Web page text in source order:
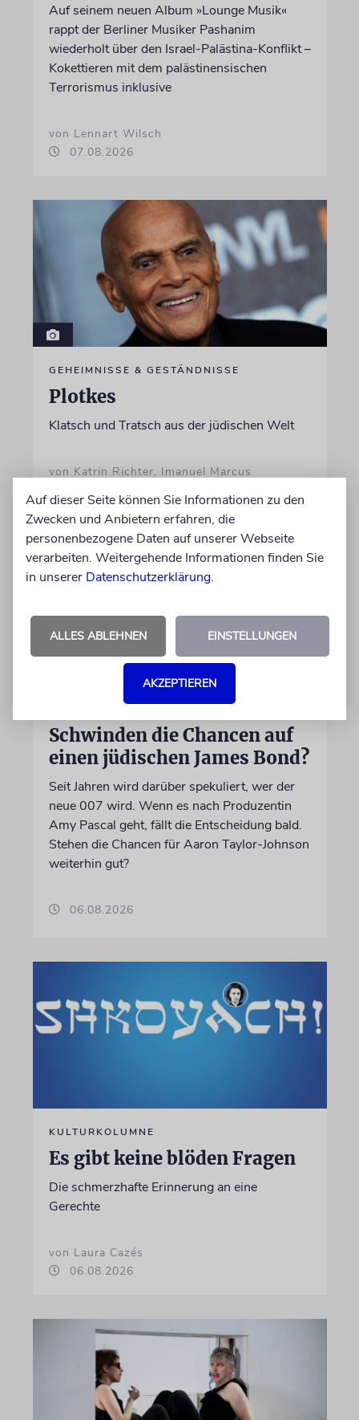
Auf seinem neuen Album »Lounge Musik«
rappt der Berliner Musiker Pashanim
wiederholt über den Israel-Palästina-Konflikt –
Kokettieren mit dem palästinensischen
Terrorismus inklusive
von Lennart Wilsch
07.08.2026
GEHEIMNISSE & GESTÄNDNISSE
Plotkes
Klatsch und Tratsch aus der jüdischen Welt
von Katrin Richter, Imanuel Marcus
Schwinden die Chancen auf
einen jüdischen James Bond?
Seit Jahren wird darüber spekuliert, wer der
neue 007 wird. Wenn es nach Produzentin
Amy Pascal geht, fällt die Entscheidung bald.
Stehen die Chancen für Aaron Taylor-Johnson
weiterhin gut?
06.08.2026
KULTURKOLUMNE
Es gibt keine blöden Fragen
Die schmerzhafte Erinnerung an eine
Gerechte
von Laura Cazés
06.08.2026
Auf dieser Seite können Sie Informationen zu den
Zwecken und Anbietern erfahren, die
personenbezogene Daten auf unserer Webseite
verarbeiten. Weitergehende Informationen finden Sie
in unserer Datenschutzerklärung.
ALLES ABLEHNEN EINSTELLUNGEN
AKZEPTIEREN